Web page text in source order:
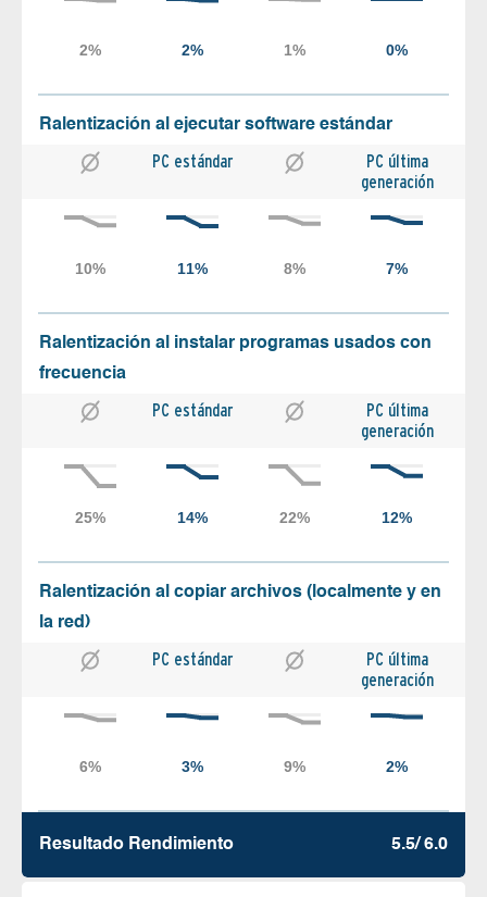
Ralentización al ejecutar software estándar
PC estándar
PC última
generación
Ralentización al instalar programas usados con
frecuencia
PC estándar
PC última
generación
Ralentización al copiar archivos (localmente y en
la red)
PC estándar
PC última
generación
Resultado Rendimiento 5.5/ 6.0